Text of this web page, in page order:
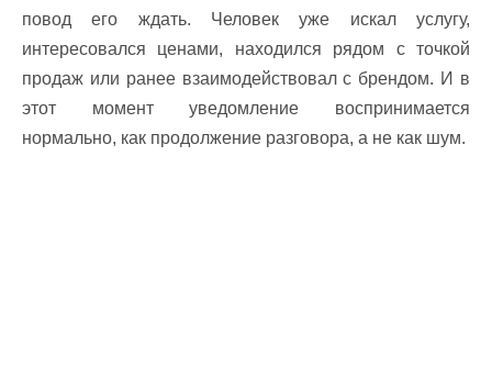
повод его ждать. Человек уже искал услугу,
интересовался ценами, находился рядом с точкой
продаж или ранее взаимодействовал с брендом. И в
этот момент уведомление воспринимается
нормально, как продолжение разговора, а не как шум.